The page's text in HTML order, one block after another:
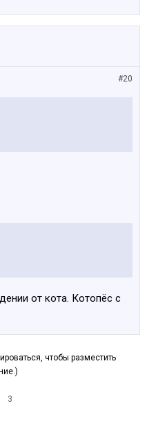
#20
от кота. Котопёс с
чтобы разместить
3